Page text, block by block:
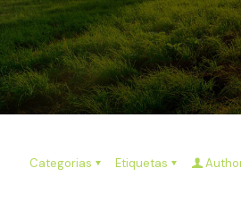
Categorias Etiquetas